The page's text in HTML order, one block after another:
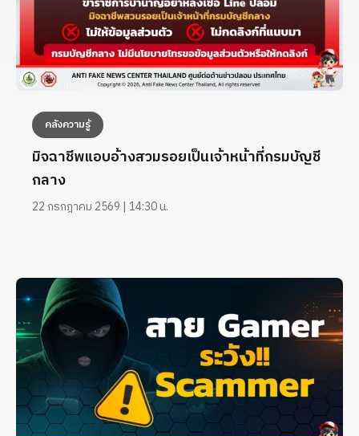
คลังความรู้
มิจฉาชีพแอบอ้างสวมรอยเป็นเจ้าหน้าที่กรมบัญชี
กลาง
22 กรกฎาคม 2569 | 14:30 น.